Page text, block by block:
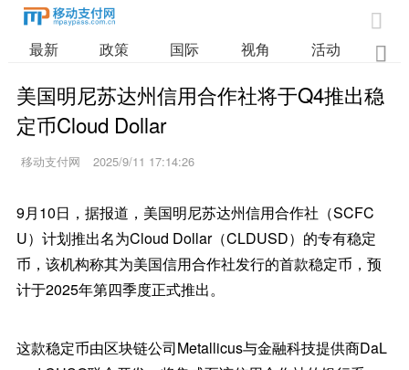

最新 政策 国际 视角 活动 业

美国明尼苏达州信用合作社将于Q4推出稳
定币Cloud Dollar
移动支付网 2025/9/11 17:14:26
9月10日，据报道，美国明尼苏达州信用合作社（SCFC
U）计划推出名为Cloud Dollar（CLDUSD）的专有稳定
币，该机构称其为美国信用合作社发行的首款稳定币，预
计于2025年第四季度正式推出。
这款稳定币由区块链公司Metallicus与金融科技提供商DaL